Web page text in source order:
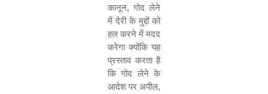
कानून, गोद लेने
में देरी के मुद्दों को
हल करने में मदद
करेगा क्योंकि यह
प्रस्ताव करता है
कि गोद लेने के
आदेश पर अपील,